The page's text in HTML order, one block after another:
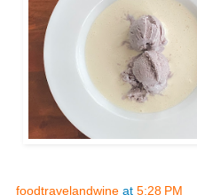
foodtravelandwine at 5:28 PM